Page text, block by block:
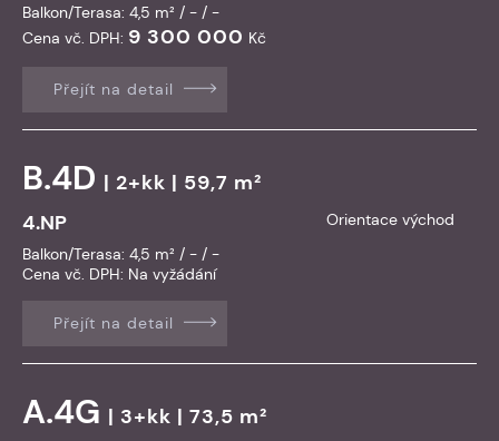
Balkon/Terasa: 4,5 m² / - / -
Cena vč. DPH: 9 300 000 Kč
Přejít na detail
B.4D | 2+kk | 59,7 m²
4.NP
Orientace východ
Balkon/Terasa: 4,5 m² / - / -
Cena vč. DPH: Na vyžádání
Přejít na detail
A.4G | 3+kk | 73,5 m²